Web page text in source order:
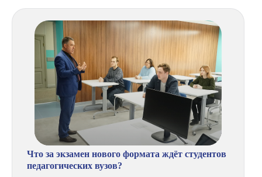
Что за экзамен нового формата ждёт студентов
педагогических вузов?